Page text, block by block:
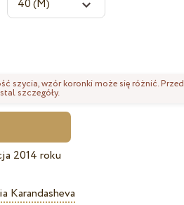
szycia, wzór koronki może się różnić. Przed
szczegóły.
2014 roku
Karandasheva